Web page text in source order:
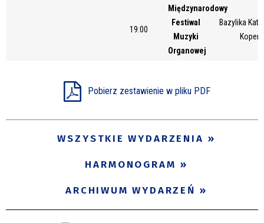
19:00
Międzynarodowy
Festiwal
Muzyki
Organowej
Bazylika
Pobierz zestawienie w pliku PDF
WSZYSTKIE WYDARZENIA
HARMONOGRAM
ARCHIWUM WYDARZEŃ